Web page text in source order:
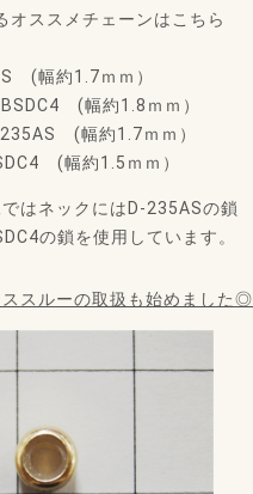
オススメチェーンはこちら
(幅約1.7ｍｍ）
(幅約1.8ｍｍ）
(幅約1.7ｍｍ）
(幅約1.5ｍｍ）
はネックにはD-235ASの鎖
の鎖を使用しています。
スルーの取扱も始めました◎